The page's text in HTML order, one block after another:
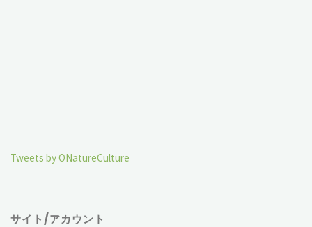
Tweets by ONatureCulture
サイト/アカウント